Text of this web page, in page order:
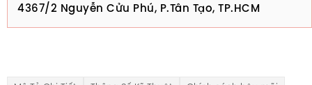
4367/2 Nguyễn Cửu Phú, P.Tân Tạo, TP.HCM